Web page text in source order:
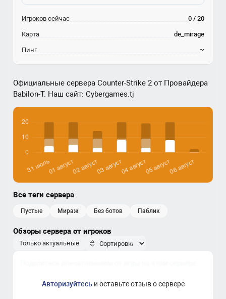
Официальные сервера Counter-Strike 2 от Провайдера
Babilon-T. Наш сайт: Cybergames.tj
Все теги сервера
пустые мираж без ботов паблик
Обзоры сервера от игроков
Только актуальные
Авторизуйтесьи оставьте отзыв о сервере
Игроков сейчас 0 / 20
Карта de_mirage
Пинг ~